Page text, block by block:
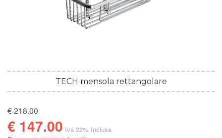
TECH mensola rettangolare
€ 218.00
€ 147.00 Iva 22% Inclusa